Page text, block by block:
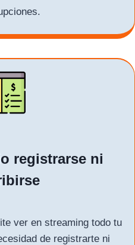
registrarse ni
ver en streaming todo tu
de registrarte ni